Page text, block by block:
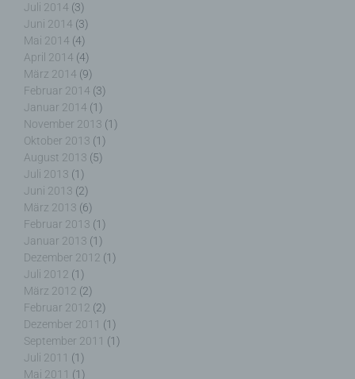
Juli 2014 (3)
Juni 2014 (3)
Mai 2014 (4)
April 2014 (4)
März 2014 (9)
Februar 2014 (3)
Januar 2014 (1)
November 2013 (1)
Oktober 2013 (1)
August 2013 (5)
Juli 2013 (1)
Juni 2013 (2)
März 2013 (6)
Februar 2013 (1)
Januar 2013 (1)
Dezember 2012 (1)
Juli 2012 (1)
März 2012 (2)
Februar 2012 (2)
Dezember 2011 (1)
September 2011 (1)
Juli 2011 (1)
Mai 2011 (1)
j) Dritter
Dritter ist eine natürliche oder juristische Person,
Behörde, Einrichtung oder andere Stelle außer der
betroffenen Person, dem Verantwortlichen, dem
Auftragsverarbeiter und den Personen, die unter
der unmittelbaren Verantwortung des
Verantwortlichen oder des Auftragsverarbeiters
befugt sind, die personenbezogenen Daten zu
verarbeiten.
k) Einwilligung
Einwilligung ist jede von der betroffenen Person
freiwillig für den bestimmten Fall in informierter
Weise und unmissverständlich abgegebene
Willensbekundung in Form einer Erklärung oder